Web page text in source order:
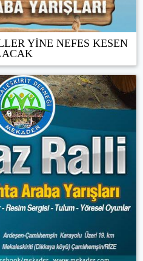
YİNE NEFES KESEN